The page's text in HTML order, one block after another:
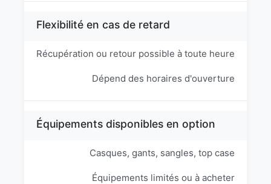
Flexibilité en cas de retard
Récupération ou retour possible à toute heure
Dépend des horaires d'ouverture
Équipements disponibles en option
Casques, gants, sangles, top case
Équipements limités ou à acheter